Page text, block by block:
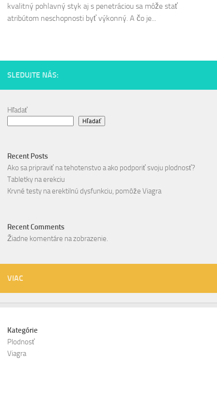
kvalitný pohlavný styk aj s penetráciou sa môže stať
atribútom neschopnosti byť výkonný. A čo je...
SLEDUJTE NÁS:
Hľadať
Hľadať
Recent Posts
Ako sa pripraviť na tehotenstvo a ako podporiť svoju plodnosť?
Tabletky na erekciu
Krvné testy na erektilnú dysfunkciu, pomôže Viagra
Recent Comments
Žiadne komentáre na zobrazenie.
VIAC
Kategórie
Plodnosť
Viagra